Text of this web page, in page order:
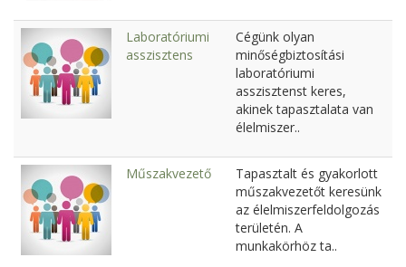
Laboratóriumi
asszisztens
Cégünk olyan
minőségbiztosítási
laboratóriumi
asszisztenst keres,
akinek tapasztalata van
élelmiszer..
Műszakvezető
Tapasztalt és gyakorlott
műszakvezetőt keresünk
az élelmiszerfeldolgozás
területén. A
munkakörhöz ta..